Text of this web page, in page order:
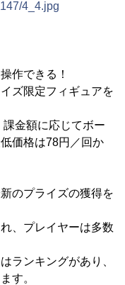
4_4.jpg
作できる！
ズ限定フィギュアを
課金額に応じてボー
価格は78円／回か
のプライズの獲得を
、プレイヤーは多数
ランキングがあり、
す。